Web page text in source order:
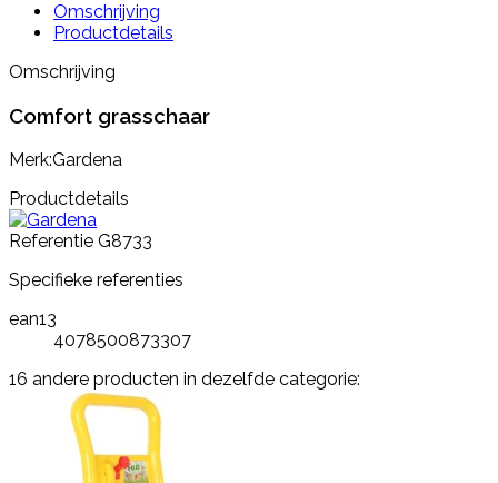
Omschrijving
Productdetails
Omschrijving
Comfort grasschaar
Merk:Gardena
Productdetails
Referentie G8733
Specifieke referenties
ean13
4078500873307
16 andere producten in dezelfde categorie: